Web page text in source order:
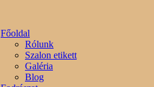
Főoldal
Rólunk
Szalon etikett
Galéria
Blog